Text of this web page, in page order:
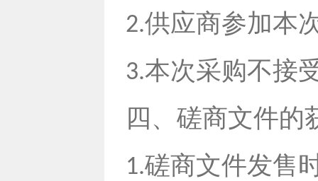
2.供应商参加本
3.本次采购不接
四、磋商文件的
1.磋商文件发售